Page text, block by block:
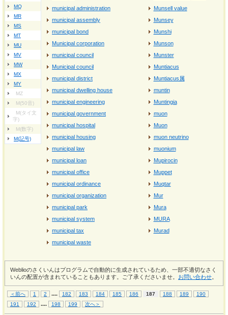
MQ
MR
MS
MT
MU
MV
MW
MX
MY
MZ
M(50音)
M(タイ文
字)
M(数字)
M(記号)
municipal administration
municipal assembly
municipal bond
Municipal corporation
municipal council
Municipal council
municipal district
municipal dwelling house
municipal engineering
municipal government
municipal hospital
municipal housing
municipal law
municipal loan
municipal office
municipal ordinance
municipal organization
municipal park
municipal system
municipal tax
municipal waste
Munsell value
Munsey
Munshi
Munson
Munster
Muntiacus
Muntiacus属
muntin
Muntingia
muon
Muon
muon neutrino
muonium
Mupirocin
Muppet
Muqtar
Mur
Mura
MURA
Murad
Weblioのさくいんはプログラムで自動的に生成されているため、一部不適切なさく
いんの配置が含まれていることもあります。ご了承くださいませ。 お問い合わせ
＜前へ 1 2 .... 182 183 184 185 186 187 188 189
190
191
192 .... 198 199 次へ＞